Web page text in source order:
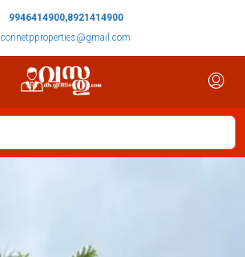
9946414900,8921414900
connetpproperties@gmail.com